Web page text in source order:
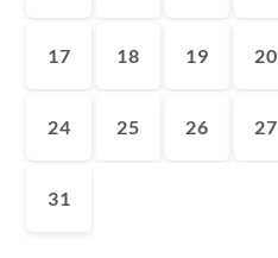
17 18 19 20
24 25 26 27
31